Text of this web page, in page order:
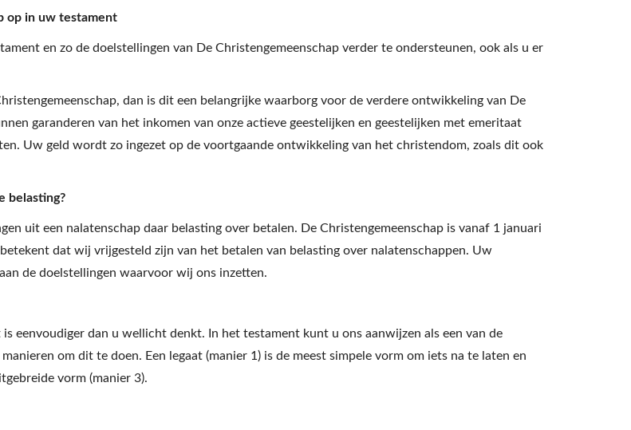
op in uw testament
en zo de doelstellingen van De Christengemeenschap verder te ondersteunen, ook als u er
dan is dit een belangrijke waarborg voor de verdere ontwikkeling van De
garanderen van het inkomen van onze actieve geestelijken en geestelijken met emeritaat
Uw geld wordt zo ingezet op de voortgaande ontwikkeling van het christendom, zoals dit ook
belasting?
uit een nalatenschap daar belasting over betalen. De Christengemeenschap is vanaf 1 januari
dat wij vrijgesteld zijn van het betalen van belasting over nalatenschappen. Uw
de doelstellingen waarvoor wij ons inzetten.
eenvoudiger dan u wellicht denkt. In het testament kunt u ons aanwijzen als een van de
om dit te doen. Een legaat (manier 1) is de meest simpele vorm om iets na te laten en
vorm (manier 3).